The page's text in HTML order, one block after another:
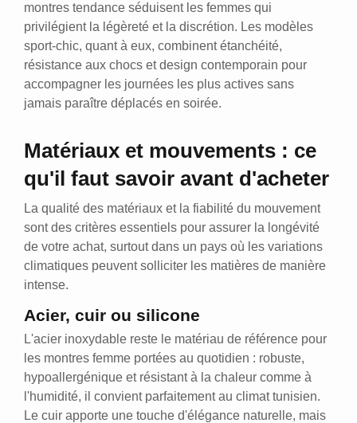
montres tendance séduisent les femmes qui
privilégient la légèreté et la discrétion. Les modèles
sport-chic, quant à eux, combinent étanchéité,
résistance aux chocs et design contemporain pour
accompagner les journées les plus actives sans
jamais paraître déplacés en soirée.
Matériaux et mouvements : ce
qu'il faut savoir avant d'acheter
La qualité des matériaux et la fiabilité du mouvement
sont des critères essentiels pour assurer la longévité
de votre achat, surtout dans un pays où les variations
climatiques peuvent solliciter les matières de manière
intense.
Acier, cuir ou silicone
L'acier inoxydable reste le matériau de référence pour
les montres femme portées au quotidien : robuste,
hypoallergénique et résistant à la chaleur comme à
l'humidité, il convient parfaitement au climat tunisien.
Le cuir apporte une touche d'élégance naturelle, mais